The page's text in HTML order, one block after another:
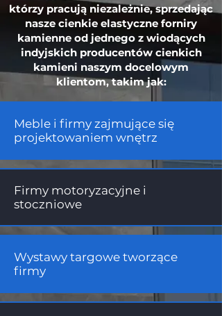
którzy pracują niezależnie, sprzedając
nasze cienkie elastyczne forniry
kamienne od jednego z wiodących
indyjskich producentów cienkich
kamieni naszym docelowym
klientom, takim jak:
Meble i firmy zajmujące się
projektowaniem wnętrz
Firmy motoryzacyjne i
stoczniowe
Wystawy targowe tworzące
firmy